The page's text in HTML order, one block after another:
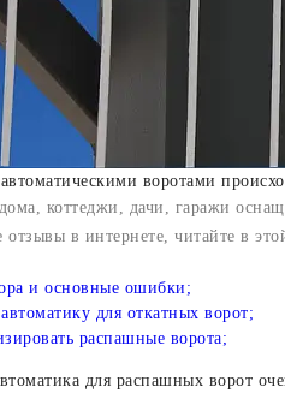
воротами
коттеджи, дачи, гаражи
в интернете, читайте в
и основные ошибки;
для откатных ворот;
распашные ворота;
для распашных ворот